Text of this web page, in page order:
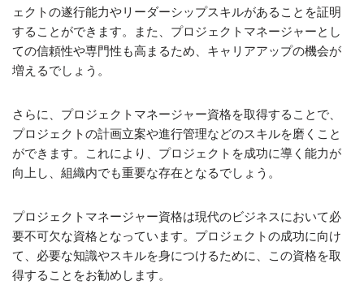
ェクトの遂行能力やリーダーシップスキルがあることを証明
することができます。また、プロジェクトマネージャーとし
ての信頼性や専門性も高まるため、キャリアアップの機会が
増えるでしょう。
さらに、プロジェクトマネージャー資格を取得することで、
プロジェクトの計画立案や進行管理などのスキルを磨くこと
ができます。これにより、プロジェクトを成功に導く能力が
向上し、組織内でも重要な存在となるでしょう。
プロジェクトマネージャー資格は現代のビジネスにおいて必
要不可欠な資格となっています。プロジェクトの成功に向け
て、必要な知識やスキルを身につけるために、この資格を取
得することをお勧めします。